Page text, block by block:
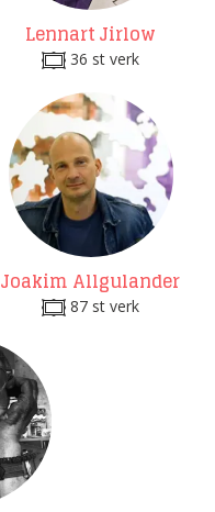
Lennart Jirlow
36 st verk
Joakim Allgulander
87 st verk